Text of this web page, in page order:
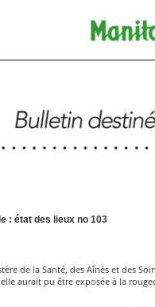
: état des lieux no 103
de la Santé, des Aînés et des
aurait pu être exposée à la